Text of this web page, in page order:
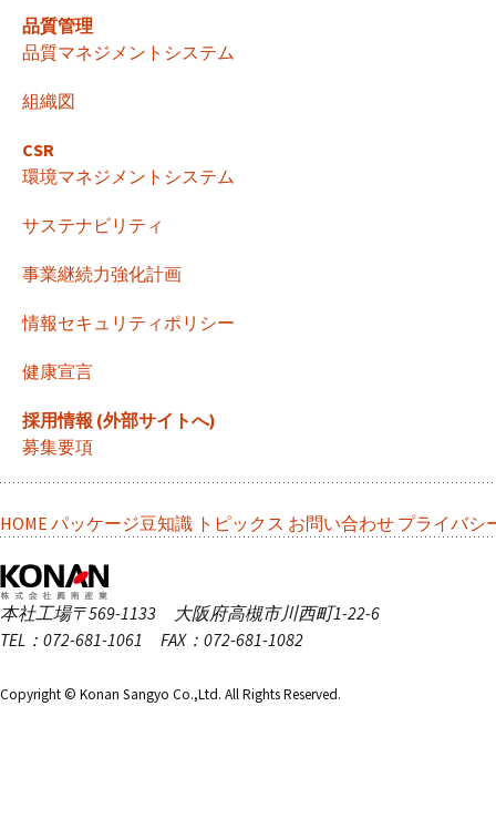
ョ
ン
品質管理
品質マネジメントシステム
組織図
CSR
環境マネジメントシステム
サステナビリティ
事業継続力強化計画
情報セキュリティポリシー
健康宣言
採用情報 (外部サイトへ)
募集要項
HOME パッケージ豆知識 トピックス お問い合わせ プライバシ
本社工場〒569-1133 大阪府高槻市川西町1-22-6
TEL：072-681-1061 FAX：072-681-1082
Copyright © Konan Sangyo Co.,Ltd. All Rights Reserved.